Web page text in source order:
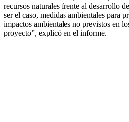
recursos naturales frente al desarrollo
ser el caso, medidas ambientales para
impactos ambientales no previstos en
proyecto”, explicó en el informe.